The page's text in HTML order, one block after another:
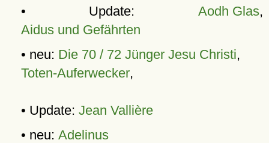
• Update: Aodh Glas,
Aidus und Gefährten
• neu: Die 70 / 72 Jünger Jesu Christi,
Toten-Auferwecker,
• Update: Jean Vallière
• neu: Adelinus